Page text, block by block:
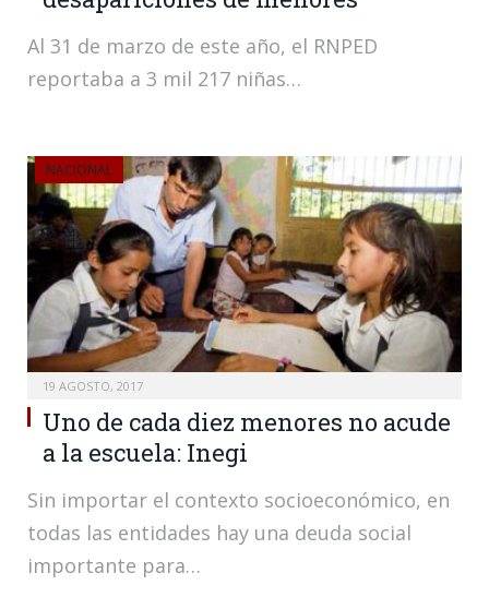
Al 31 de marzo de este año, el RNPED
reportaba a 3 mil 217 niñas…
NACIONAL
19 AGOSTO, 2017
Uno de cada diez menores no acude
a la escuela: Inegi
Sin importar el contexto socioeconómico, en
todas las entidades hay una deuda social
importante para…